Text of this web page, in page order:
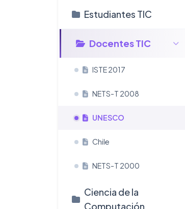
Estudiantes TIC
Docentes TIC
ISTE 2017
NETS-T 2008
UNESCO
Chile
NETS-T 2000
Ciencia de la
Computación